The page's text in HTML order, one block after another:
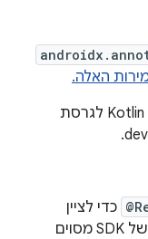
ההערה הפעילה את Kotlin Multiplatform לגרסת
כדי לציין
שממשק API דורש גרסה מסוימת של SDK מסוים